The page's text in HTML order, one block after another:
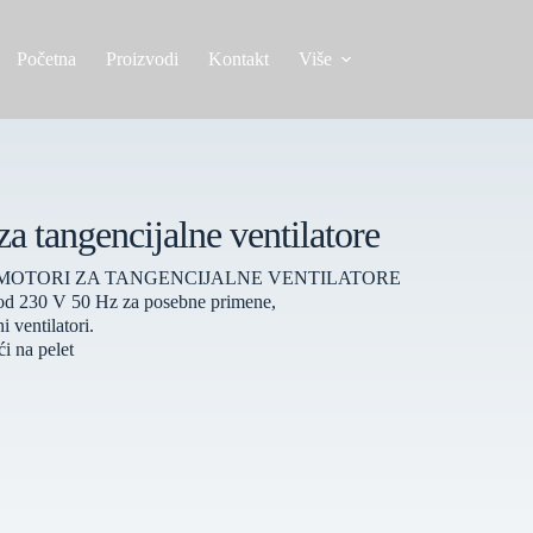
Početna Proizvodi Kontakt Više
tangencijalne ventilatore
ZA TANGENCIJALNE VENTILATORE
230 V 50 Hz za posebne primene,
ventilatori.
na pelet